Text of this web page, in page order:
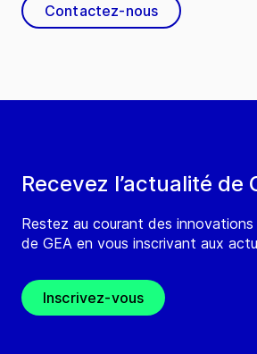
Recevez l’actualité de
Restez au courant des
de GEA en vous inscrivant aux
Inscrivez-vous
Contactez-nous